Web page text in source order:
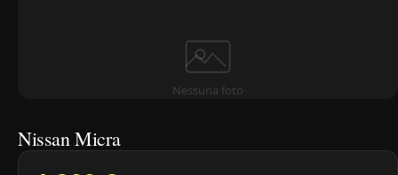
Nessuna foto
Nissan Micra